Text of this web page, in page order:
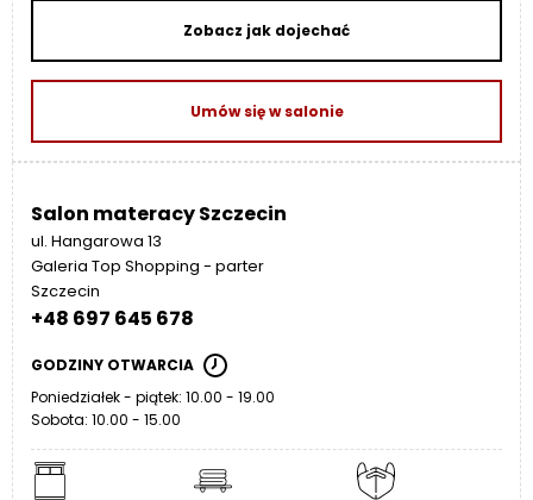
Zobacz jak dojechać
Umów się w salonie
Salon materacy Szczecin
ul. Hangarowa 13
Galeria Top Shopping - parter
Szczecin
+48 697 645 678
GODZINY OTWARCIA
Poniedziałek - piątek: 10.00 - 19.00
Sobota: 10.00 - 15.00